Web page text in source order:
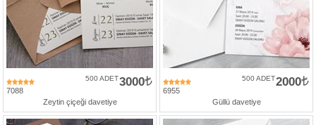
7088
3000
500 ADET
Zeytin çiçeği davetiye
6955
2000
500 ADET
Güllü davetiye